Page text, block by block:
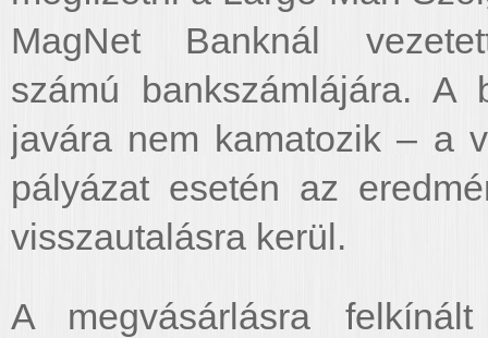
MagNet Banknál
számú bankszámlájára.
javára nem kamatozik – a
pályázat esetén az
visszautalásra kerül.
A megvásárlásra